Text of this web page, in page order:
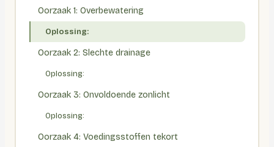
Oorzaak 1: Overbewatering
Oplossing:
Oorzaak 2: Slechte drainage
Oplossing:
Oorzaak 3: Onvoldoende zonlicht
Oplossing:
Oorzaak 4: Voedingsstoffen tekort